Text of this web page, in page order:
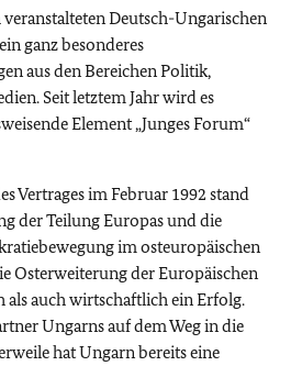
Deutsch-Ungarischen
ganz besonderes
aus den Bereichen Politik,
Seit letztem Jahr wird es
Element „Junges Forum“
Vertrages im Februar 1992 stand
der Teilung Europas und die
im osteuropäischen
Osterweiterung der Europäischen
auch wirtschaftlich ein Erfolg.
Ungarns auf dem Weg in die
hat Ungarn bereits eine